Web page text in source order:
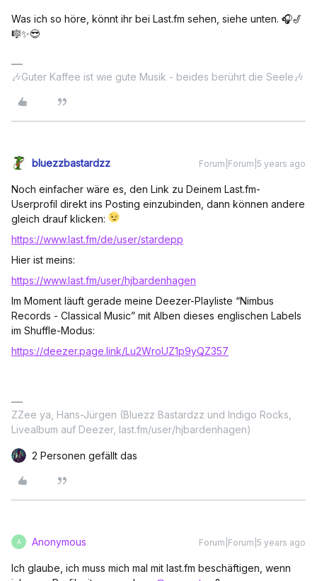
Was ich so höre, könnt ihr bei Last.fm sehen, siehe unten. 🎧🎷
🎼✨😎
🎶Guter Kaffee ist wie gute Musik - beides berührt die Seele🎶
bluezzbastardzz Forum|Forum|5 years ago
Noch einfacher wäre es, den Link zu Deinem Last.fm-
Userprofil direkt ins Posting einzubinden, dann können andere
gleich drauf klicken:
https://www.last.fm/de/user/stardepp
Hier ist meins:
https://www.last.fm/user/hjbardenhagen
Im Moment läuft gerade meine Deezer-Playliste “Nimbus
Records - Classical Music” mit Alben dieses englischen Labels
im Shuffle-Modus:
https://deezer.page.link/Lu2WroUZ1p9yQZ357
ZZee ya, Hans-Jürgen (Bluezz Bastardzz und Indigo Rocks,
Livealbum auf Deezer, last.fm/user/hjbardenhagen)
2 Personen gefällt das
A Anonymous Forum|Forum|5 years ago
Ich glaube, ich muss mich mal mit last.fm beschäftigen, wenn